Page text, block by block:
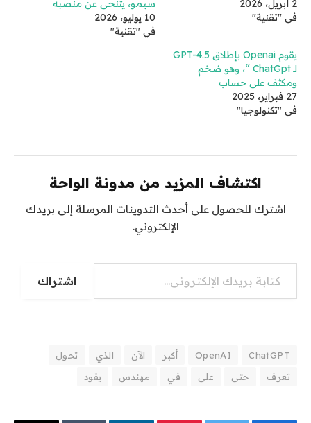
2 أبريل، 2026
في "تقنية"
سيمو، يتنحى عن منصبه
10 يوليو، 2026
في "تقنية"
يقوم Openai بإطلاق GPT-4.5
لـ ChatGpt “، وهو ضخم
ومكثف على حساب
27 فبراير، 2025
في "تكنولوجيا"
اكتشاف المزيد من مدونة الواحة
اشترك للحصول على أحدث التدوينات المرسلة إلى بريدك
الإلكتروني.
كتابة بريدك الإلكتروني...
اشتراك
ChatGPT
OpenAI أكبر الآن الذي
تحول
تعرف
حتى على في مهندس يقود